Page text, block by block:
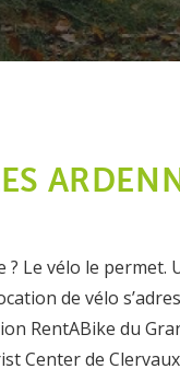
? Le vélo le
de vélo
RentABike du
Center de